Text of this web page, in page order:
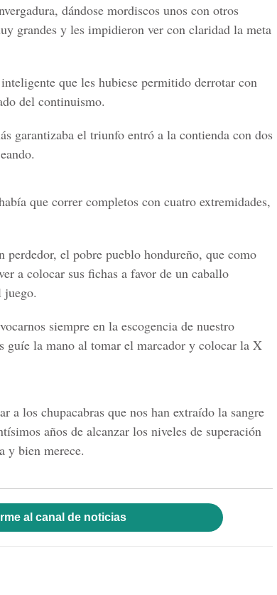
dándose mordiscos unos con otros
grandes y les impidieron ver con claridad la meta
que les hubiese permitido derrotar con
del continuismo.
garantizaba el triunfo entró a la contienda con dos
que correr completos con cuatro extremidades,
perdedor, el pobre pueblo hondureño, que como
a colocar sus fichas a favor de un caballo
juego.
siempre en la escogencia de nuestro
guíe la mano al tomar el marcador y colocar la X
a los chupacabras que nos han extraído la sangre
años de alcanzar los niveles de superación
y bien merece.
al canal de noticias